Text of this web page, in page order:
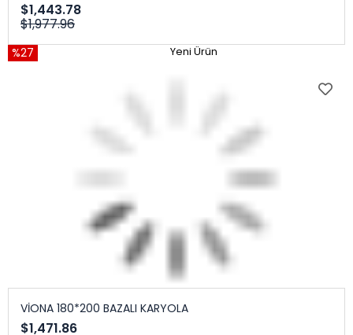
$1,443.78
$1,977.96
%27 Yeni Ürün
VİONA 180*200 BAZALI KARYOLA
$1,471.86